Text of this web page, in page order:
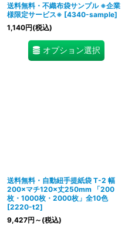
送料無料・不織布袋サンプル ※企業
様限定サービス※ [4340-sample]
1,140円(税込)
オプション選択
送料無料・自動紐手提紙袋 T-2 幅
200×マチ120×丈250mm 「200
枚・1000枚・2000枚」全10色
[2220-t2]
9,427円 ～ (税込)